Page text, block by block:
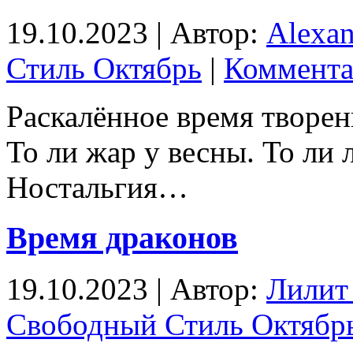
19.10.2023 | Автор:
Стиль Октябрь |
Раскалённое время
То ли жар у весны. То ли
Ностальгия…
Время драконов
19.10.2023 | Автор:
Свободный Стиль